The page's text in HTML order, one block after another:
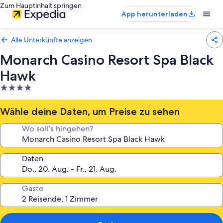
Zum Hauptinhalt springen
App herunterladen
Alle Unterkünfte anzeigen
Monarch Casino Resort Spa Black
Hawk
4.0-
Sterne-
Unterkunft
Wähle deine Daten, um Preise zu sehen
Wo soll’s hingehen?
Daten
Gäste